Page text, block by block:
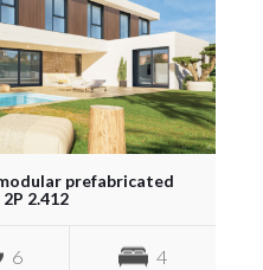
prefabricated
2.412
6 4